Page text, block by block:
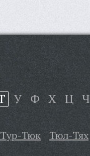
У Ф Х Ц Ч
Тур-Тюк Тюл-Тях